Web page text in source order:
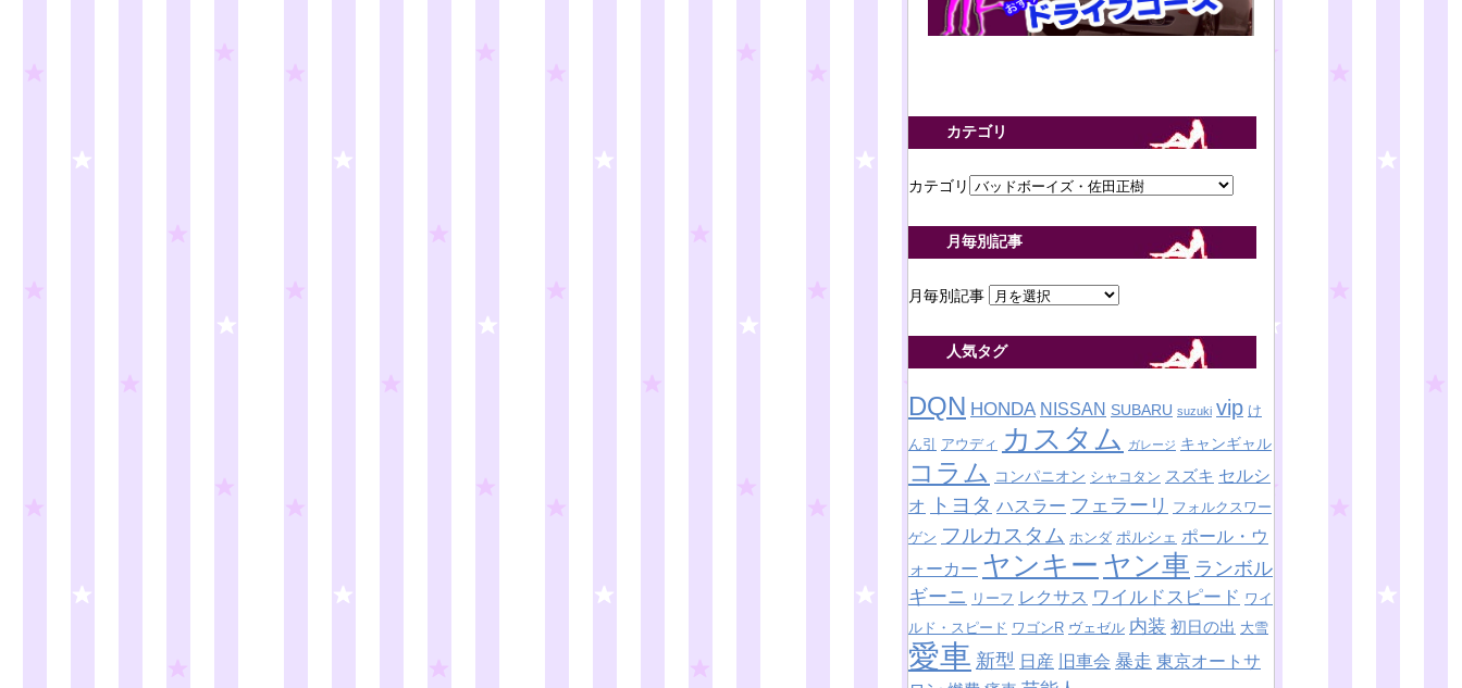
カテゴリ
カテゴリ
月毎別記事
月毎別記事
人気タグ
DQN HONDA NISSAN SUBARU suzuki vip け
ん引 アウディ カスタム ガレージ キャンギャル
コラム コンパニオン シャコタン スズキ セルシ
オ
トヨタ ハスラー フェラーリ
フォルクスワー
ゲン フルカスタム ホンダ ポルシェ ポール・ウ
ォーカー ヤンキー ヤン車 ランボル
ギーニ
リーフ レクサス ワイルドスピード ワイ
ルド・スピード ワゴンR ヴェゼル 内装 初日の出 大雪
愛車 新型 日産 旧車会 暴走 東京オートサ